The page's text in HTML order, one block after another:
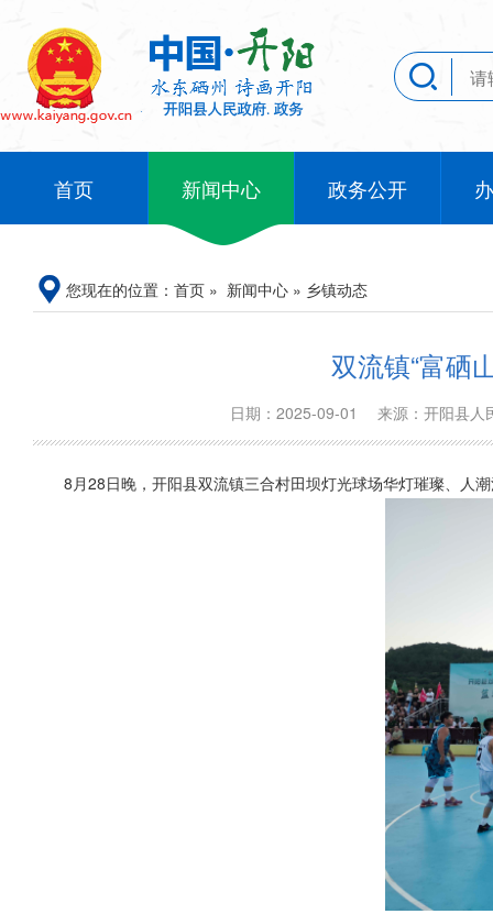
首页 新闻中心 政务公开
您现在的位置： 首页 » 新闻中心 » 乡镇动态
双流镇“富硒
日期：2025-09-01 来源：开阳县
8月28日晚，开阳县双流镇三合村田坝灯光球场华灯璀璨、人